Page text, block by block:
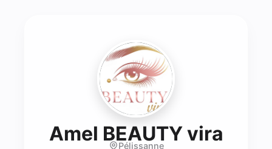
Amel BEAUTY vira
Pélissanne